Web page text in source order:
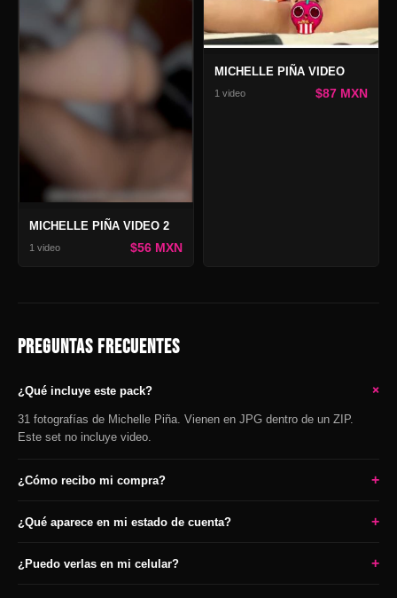
MICHELLE PIÑA VIDEO 2
1 video $56 MXN
MICHELLE PIÑA VIDEO
1 video $87 MXN
PREGUNTAS FRECUENTES
¿Qué incluye este pack? +
31 fotografías de Michelle Piña. Vienen en JPG dentro de un ZIP.
Este set no incluye video.
¿Cómo recibo mi compra? +
¿Qué aparece en mi estado de cuenta? +
¿Puedo verlas en mi celular? +